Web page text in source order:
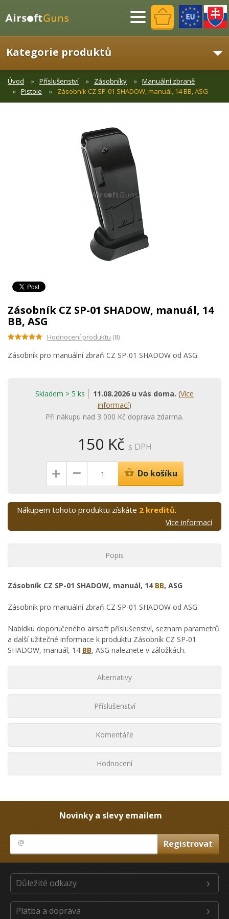
Menu
Kategorie produktů
Úvod Příslušenství Zásobníky
Manuální zbraně
Pistole
Zásobník CZ SP-01 SHADOW, manuál, 14 BB, ASG
Zásobník CZ SP-01 SHADOW, manuál, 14
BB, ASG
Hodnocení produktu (8)
Zásobník pro manuální zbraň CZ SP-01 SHADOW od ASG.
Skladem > 5 ks 11.08.2026 u vás doma. (Více
informací)
Při nákupu nad 3 000 Kč doprava zdarma.
150 Kč s DPH
+ – Do košíku
Nákupem tohoto produktu získáte 2 kreditů.
Více informací
Popis
Zásobník CZ SP-01 SHADOW, manuál, 14 BB, ASG
Zásobník pro manuální zbraň CZ SP-01 SHADOW od ASG.
Nabídku doporučeného airsoft příslušenství, seznam parametrů
a další užitečné informace k produktu Zásobník CZ SP-01
SHADOW, manuál, 14 BB, ASG naleznete v záložkách.
Alternativy
Příslušenství
Komentáře
Hodnocení
Novinky a slevy emailem
Důležité odkazy
Platba a doprava